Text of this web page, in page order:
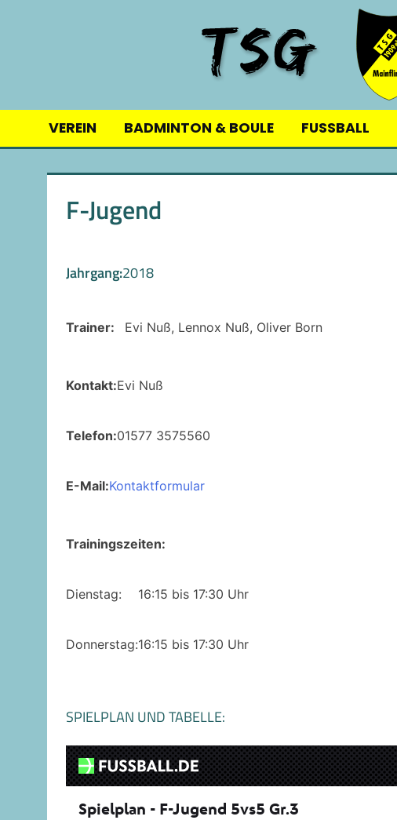
VEREIN BADMINTON & BOULE FUSSBALL
F-Jugend
Jahrgang:2018
Trainer: Evi Nuß, Lennox Nuß, Oliver Born
Kontakt:Evi Nuß
Telefon:01577 3575560
E-Mail:Kontaktformular
Trainingszeiten:
Dienstag:
Donnerstag:
16:15 bis 17:30 Uhr
16:15 bis 17:30 Uhr
SPIELPLAN UND TABELLE: